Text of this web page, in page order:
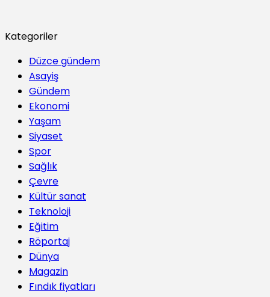
Kategoriler
Düzce gündem
Asayiş
Gündem
Ekonomi
Yaşam
Siyaset
Spor
Sağlık
Çevre
Kültür sanat
Teknoloji
Eğitim
Röportaj
Dünya
Magazin
Fındık fiyatları